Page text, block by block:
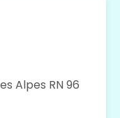
Alpes RN 96